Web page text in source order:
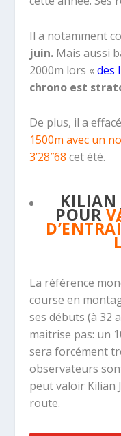
Il a notamment
juin.Mais aussi
2000m lors «des
chrono est
De plus, il a effacé
1500m avec un
3’28″68 cet été.
KILIAN
POUR
La référence
course en
ses débuts (à 32
maitrise pas: un
sera forcément
observateurs
peut valoir Kilian
route.